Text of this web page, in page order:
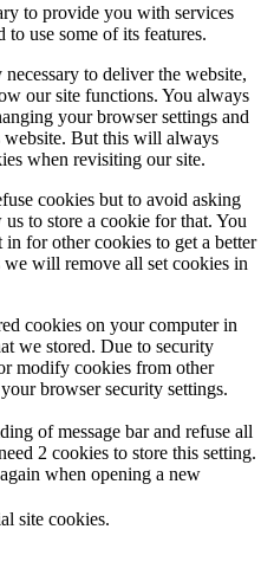
to provide you with services
use some of its features.
to deliver the website,
our site functions. You always
your browser settings and
But this will always
when revisiting our site.
cookies but to avoid asking
to store a cookie for that. You
for other cookies to get a better
will remove all set cookies in
cookies on your computer in
we stored. Due to security
modify cookies from other
browser security settings.
of message bar and refuse all
2 cookies to store this setting.
when opening a new
site cookies.